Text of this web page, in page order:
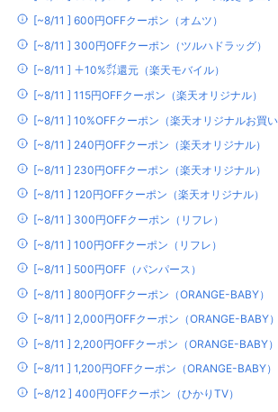
[~8/11 ] 600円OFFクーポン（オムツ）
[~8/11 ] 300円OFFクーポン（ツルハドラッグ）
[~8/11 ] ＋10%㌽還元（楽天モバイル）
[~8/11 ] 115円OFFクーポン（楽天オリジナル）
[~8/11 ] 10%OFFクーポン（楽天オリジナルお買い
[~8/11 ] 240円OFFクーポン（楽天オリジナル）
[~8/11 ] 230円OFFクーポン（楽天オリジナル）
[~8/11 ] 120円OFFクーポン（楽天オリジナル）
[~8/11 ] 300円OFFクーポン（リフレ）
[~8/11 ] 100円OFFクーポン（リフレ）
[~8/11 ] 500円OFF（パンパース）
[~8/11 ] 800円OFFクーポン（ORANGE-BABY）
[~8/11 ] 2,000円OFFクーポン（ORANGE-BABY）
[~8/11 ] 2,200円OFFクーポン（ORANGE-BABY）
[~8/11 ] 1,200円OFFクーポン（ORANGE-BABY）
[~8/12 ] 400円OFFクーポン（ひかりTV）